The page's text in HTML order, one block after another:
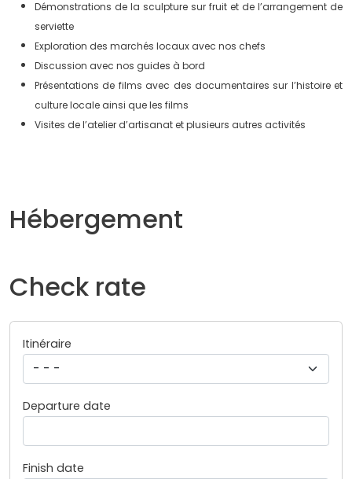
Démonstrations de la sculpture sur fruit et de l’arrangement de
serviette
Exploration des marchés locaux avec nos chefs
Discussion avec nos guides à bord
Présentations de films avec des documentaires sur l’histoire et
culture locale ainsi que les films
Visites de l’atelier d’artisanat et plusieurs autres activités
Hébergement
Check rate
Itinéraire
Departure date
Finish date